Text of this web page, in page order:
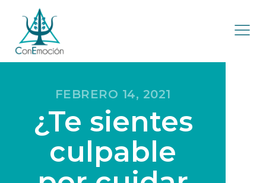
FEBRERO 14, 2021
¿Te sientes
culpable